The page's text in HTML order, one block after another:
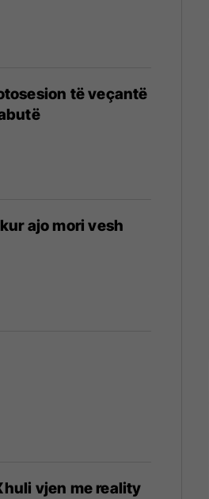
të veçantë
ajo mori vesh
vjen me reality